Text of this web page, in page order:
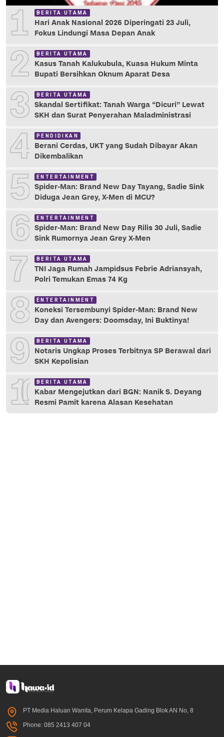
1 BERITA UTAMA
Hari Anak Nasional 2026 Diperingati 23 Juli,
Fokus Lindungi Masa Depan Anak
2 BERITA UTAMA
Kasus Tanah Kalukubula, Kuasa Hukum Minta
Bupati Bersihkan Oknum Aparat Desa
3 BERITA UTAMA
Skandal Sertifikat: Tanah Warga “Dicuri” Lewat
SKH dan Surat Penyerahan Maladministrasi
4 PENDIDIKAN
Berani Cerdas, UKT yang Sudah Dibayar Akan
Dikembalikan
5 ENTERTAINMENT
Spider-Man: Brand New Day Tayang, Sadie Sink
Diduga Jean Grey, X-Men di MCU?
6 ENTERTAINMENT
Spider-Man: Brand New Day Rilis 30 Juli, Sadie
Sink Rumornya Jean Grey X-Men
7 BERITA UTAMA
TNI Jaga Rumah Jampidsus Febrie Adriansyah,
Polri Temukan Emas 74 Kg
8 ENTERTAINMENT
Koneksi Tersembunyi Spider-Man: Brand New
Day dan Avengers: Doomsday, Ini Buktinya!
9 BERITA UTAMA
Notaris Ungkap Proses Terbitnya SP Berawal dari
SKH Kepolisian
10 BERITA UTAMA
Kabar Mengejutkan dari BGN: Nanik S. Deyang
Resmi Pamit karena Alasan Kesehatan
PT Media Haluan Wanita, Perum Kelapa Gading Blok AN No, 8
Phone: 085 2413 407 04